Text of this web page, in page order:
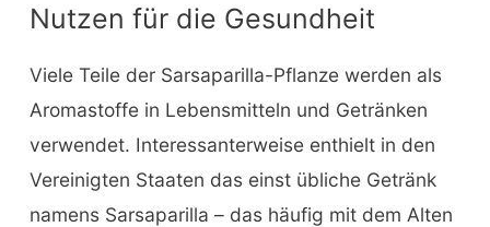
Nutzen für die Gesundheit
Viele Teile der Sarsaparilla-Pflanze werden als
Aromastoffe in Lebensmitteln und Getränken
verwendet. Interessanterweise enthielt in den
Vereinigten Staaten das einst übliche Getränk
namens Sarsaparilla – das häufig mit dem Alten